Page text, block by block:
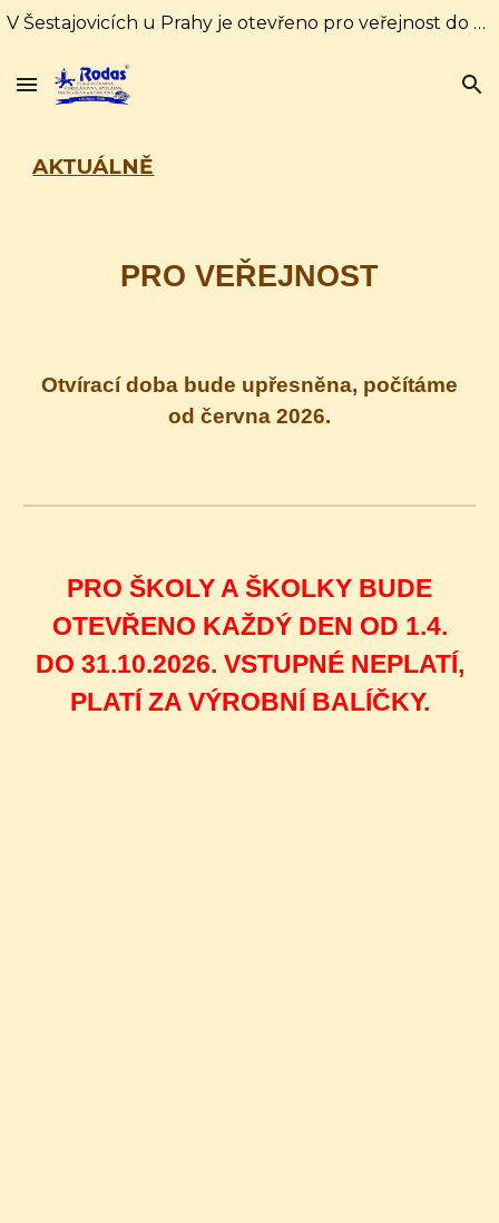
V Šestajovicích u Prahy je otevřeno pro veřejnost do 31. srpna každý den od 10:00 do 16:00 hodin. Od 1. září pouze soboty a neděle od 10:00 do 18:00
AKTUÁLNĚ
PRO VEŘEJNOST
Otvírací doba bude upřesněna, počítáme
od června 2026.
PRO ŠKOLY A ŠKOLKY BUDE
OTEVŘENO KAŽDÝ DEN OD 1.4.
DO 31.10.2026. VSTUPNÉ NEPLATÍ,
PLATÍ ZA VÝROBNÍ BALÍČKY.